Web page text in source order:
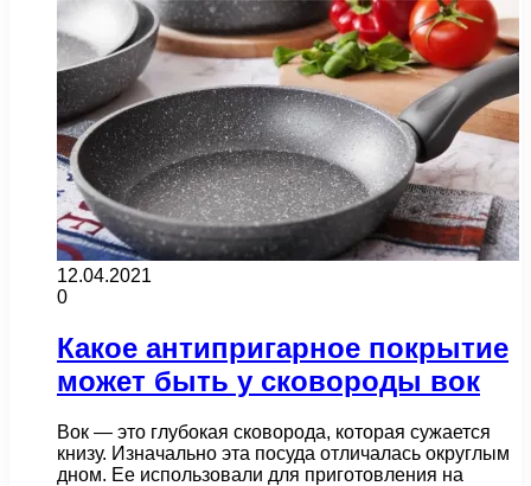
12.04.2021
0
Какое антипригарное покрытие
может быть у сковороды вок
Вок — это глубокая сковорода, которая сужается
книзу. Изначально эта посуда отличалась округлым
дном. Ее использовали для приготовления на